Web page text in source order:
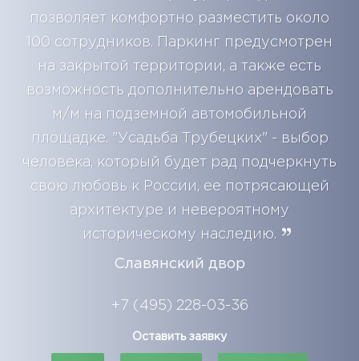
позволяет комфортно разместить около
100 сотрудников. Паркинг предусмотрен
на закрытой территории, а также есть
возможность дополнительно арендовать
м/м на подземной автомобильной
площадке. "Усадьба Трубецких" - выбор
человека, который будет рад подчеркнуть
свою любовь к России, ее потрясающей
архитектуре и невероятному
историческому наследию.
Славянский двор
+7 (495) 228-03-36
Оставить заявку